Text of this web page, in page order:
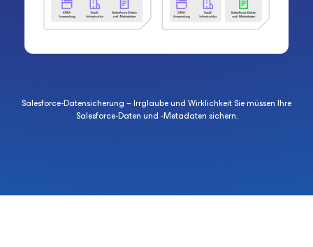
Salesforce-Datensicherung – Irrglaube und Wirklichkeit Sie müssen Ihre
Salesforce-Daten und -Metadaten sichern.